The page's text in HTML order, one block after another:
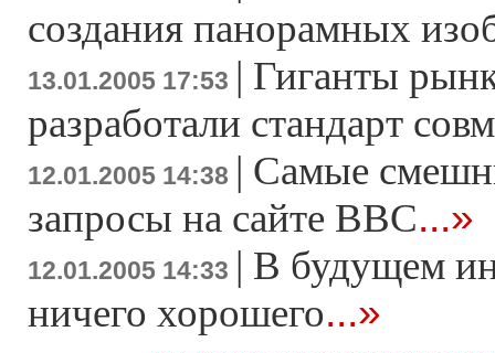
создания панорамных
13.01.2005 17:53 | Гиганты
разработали стандарт
12.01.2005 14:38 | Самые
запросы на сайте ВВС...»
12.01.2005 14:33 | В будущем
ничего хорошего...»